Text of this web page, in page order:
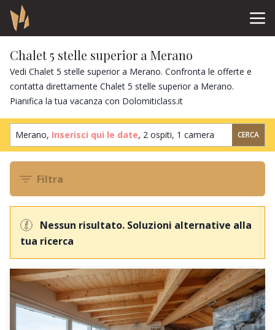
Chalet 5 stelle superior a Merano
Vedi Chalet 5 stelle superior a Merano. Confronta le offerte e
contatta direttamente Chalet 5 stelle superior a Merano.
Pianifica la tua vacanza con Dolomiticlass.it
Merano, Inserisci qui le date, 2 ospiti, 1 camera CERCA
Filtra
Nessun risultato. Soluzioni alternative alla
tua ricerca